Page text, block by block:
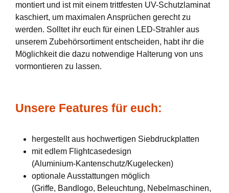
montiert und ist mit einem trittfesten UV-Schutzlaminat
kaschiert, um maximalen Ansprüchen gerecht zu
werden. Solltet ihr euch für einen LED-Strahler aus
unserem Zubehörsortiment entscheiden, habt ihr die
Möglichkeit die dazu notwendige Halterung von uns
vormontieren zu lassen.
Unsere Features für euch:
hergestellt aus hochwertigen Siebdruckplatten
mit edlem Flightcasedesign
(Aluminium-Kantenschutz/Kugelecken)
optionale Ausstattungen möglich
(Griffe, Bandlogo, Beleuchtung, Nebelmaschinen,